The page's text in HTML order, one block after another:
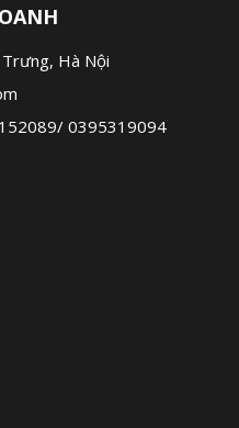
Hà Nội
/ 0395319094